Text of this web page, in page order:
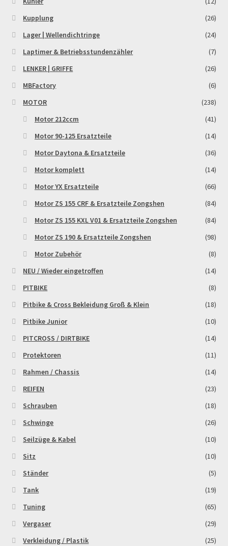
Shop
Support
Términos y Condiciones Generales
Warenkorb
Widerrufsbelehrung & -formular
Zahlung & Versand
Zahlungsarten
Kupplung
(26)
Lager | Wellendichtringe
(24)
Laptimer & Betriebsstundenzähler
(7)
LENKER | GRIFFE
(26)
MBFactory
(6)
MOTOR
(238)
Motor 212ccm
(41)
Motor 90-125 Ersatzteile
(14)
Motor Daytona & Ersatzteile
(36)
Motor komplett
(14)
Motor YX Ersatzteile
(66)
Motor ZS 155 CRF & Ersatzteile Zongshen
(84)
Motor ZS 155 KXL V01 & Ersatzteile Zongshen
(84)
Motor ZS 190 & Ersatzteile Zongshen
(98)
Motor Zubehör
(8)
NEU / Wieder eingetroffen
(14)
PITBIKE
(8)
Pitbike & Cross Bekleidung Groß & Klein
(18)
Pitbike Junior
(10)
PITCROSS / DIRTBIKE
(14)
Protektoren
(11)
Rahmen / Chassis
(14)
REIFEN
(23)
Schrauben
(18)
Schwinge
(26)
Seilzüge & Kabel
(10)
Sitz
(10)
Ständer
(5)
Tank
(19)
Tuning
(65)
Vergaser
(29)
Verkleidung / Plastik
(25)